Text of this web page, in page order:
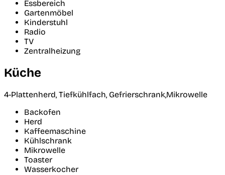
Essbereich
Gartenmöbel
Kinderstuhl
Radio
TV
Zentralheizung
Küche
4-Plattenherd, Tiefkühlfach, Gefrierschrank,Mikrowelle
Backofen
Herd
Kaffeemaschine
Kühlschrank
Mikrowelle
Toaster
Wasserkocher